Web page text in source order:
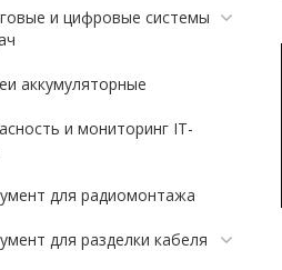
и цифровые системы
аккумуляторные
и мониторинг IT-
для радиомонтажа
для разделки кабеля